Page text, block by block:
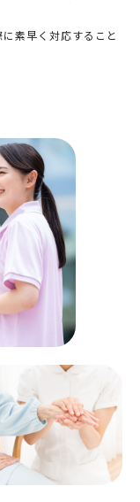
素早く対応すること